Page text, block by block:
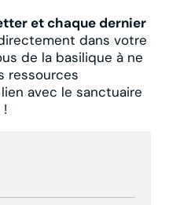
et chaque dernier
dans votre
de la basilique à ne
ressources
avec le sanctuaire